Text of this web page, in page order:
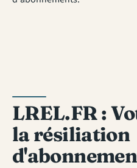
LREL.FR :
la résiliation